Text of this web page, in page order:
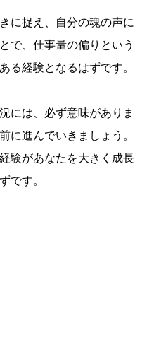
に捉え、自分の魂の声に
で、仕事量の偏りという
る経験となるはずです。
には、必ず意味がありま
に進んでいきましょう。
験があなたを大きく成長
です。